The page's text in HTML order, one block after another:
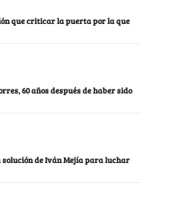
que criticar la puerta por la que
60 años después de haber sido
de Iván Mejía para luchar